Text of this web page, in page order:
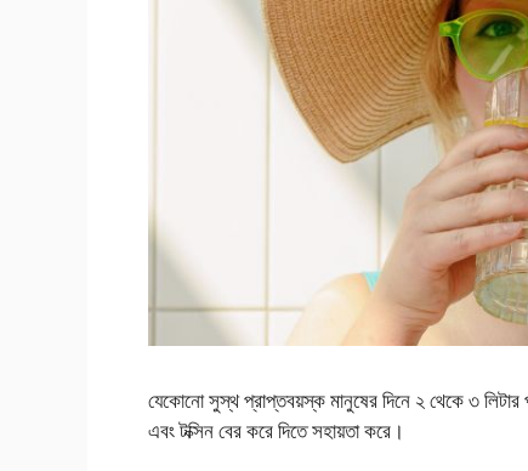
যেকোনো সুস্থ প্রাপ্তবয়স্ক মানুষের দিনে ২ থেকে ৩ লিটার
এবং টক্সিন বের করে দিতে সহায়তা করে।